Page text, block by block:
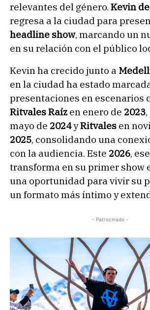
relevantes del género. Kevin
regresa a la ciudad para
headline show, marcando un
en su relación con el público
Kevin ha crecido junto a
en la ciudad ha estado
presentaciones en escenarios
Ritvales Raíz en enero de 2023,
mayo de 2024yRitvales en
2025, consolidando una
con la audiencia. Este 2026,
transforma en su primer show
una oportunidad para vivir su
un formato más íntimo y
- Patrocinado -